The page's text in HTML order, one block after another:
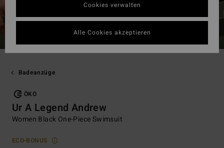
Badeanzüge
ÖKO
Ur A Legend Andrew
Women Black One-Piece Swimsuit
ECO-BONUS
Cookies verwalten
Alle Cookies akzeptieren